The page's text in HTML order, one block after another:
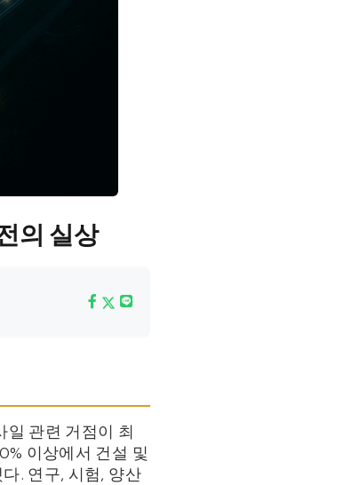
의 실상
일 관련 거점이 최
이상에서 건설 및
. 연구, 시험, 양산